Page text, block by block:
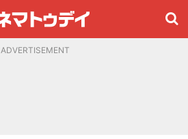
ADVERTISEMENT